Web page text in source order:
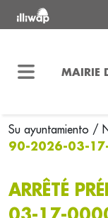
MAIRIE
Su ayuntamiento /
90-2026-03-
ARRÊTÉ